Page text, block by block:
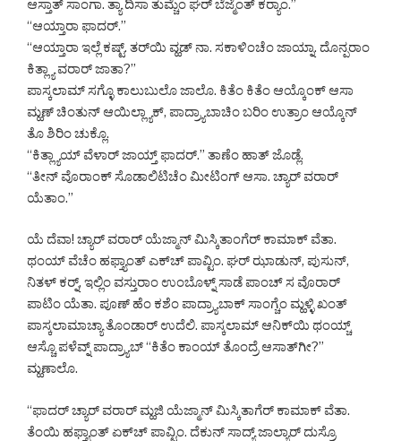
ಆಸ್ತಾತ್ ಸಾಂಗಾ. ತ್ಯಾ ದಿಸಾ ತುಮ್ಚೆಂ ಘರ್ ಬೆಜ್ಮೆಂತ್ ಕರ್‍ಯಾಂ.”
“ಆಯ್ತಾರಾ ಫಾದರ್.”
“ಆಯ್ತಾರಾ ಇಲ್ಲೆ ಕಷ್ಟ್. ತರ್‌ಯಿ ವ್ಹಡ್ ನಾ. ಸಕಾಳಿಂಚೆಂ ಜಾಯ್ನಾ. ದೊನ್ಪರಾಂ
ಕಿತ್ಲ್ಯಾ ವರಾರ್ ಜಾತಾ?”
ಪಾಸ್ಕಲಾಮ್ ಸಗ್ಳೊ ಕಾಲುಬುಲೊ ಜಾಲೊ. ಕಿತೆಂ ಕಿತೆಂ ಆಯ್ಕೊಂಕ್ ಆಸಾ
ಮ್ಹಣ್ ಚಿಂತುನ್ ಆಯಿಲ್ಲ್ಯಾಕ್, ಪಾದ್ರ್ಯಾಬಾಚಿಂ ಬರಿಂ ಉತ್ರಾಂ ಆಯ್ಕೊನ್
ತೊ ಶಿರಿಂ ಚುಕ್ಲೊ.
“ಕಿತ್ಲ್ಯಾಯ್ ವೆಳಾರ್ ಜಾಯ್ತ್ ಫಾದರ್.” ತಾಣೆಂ ಹಾತ್ ಜೊಡ್ಲೆ.
“ತೀನ್ ವೊರಾಂಕ್ ಸೊಡಾಲಿಟಿಚೆಂ ಮೀಟಿಂಗ್ ಆಸಾ. ಚ್ಯಾರ್ ವರಾರ್
ಯೆತಾಂ.”
ಯೆ ದೆವಾ! ಚ್ಯಾರ್ ವರಾರ್ ಯೆಜ್ಮಾನ್ ಮಿಸ್ಕಿತಾಂಗೆರ್ ಕಾಮಾಕ್ ವೆತಾ.
ಥಂಯ್ ವೆಚೆಂ ಹಫ್ತ್ಯಾಂತ್ ಎಕ್‌ಚ್ ಪಾವ್ಟಿಂ. ಘರ್ ಝಾಡುನ್, ಪುಸುನ್,
ನಿತಳ್ ಕರ್‍ನ್, ಇಲ್ಲಿಂ ವಸ್ತುರಾಂ ಉಂಬೊಳ್ನ್ ಸಾಡೆ ಪಾಂಚ್ ಸ ವೊರಾರ್
ಪಾಟಿಂ ಯೆತಾ. ಪೂಣ್ ಹೆಂ ಕಶೆಂ ಪಾದ್ರ್ಯಾಬಾಕ್ ಸಾಂಗ್ಚೆಂ ಮ್ಹಳ್ಳಿ ಖಂತ್
ಪಾಸ್ಕಲಾಮಾಚ್ಯಾ ತೊಂಡಾರ್ ಉದೆಲಿ. ಪಾಸ್ಕಲಾಮ್ ಆನಿಕ್‌ಯಿ ಥಂಯ್ಚ್
ಆಸ್ಚೊ ಪಳೆವ್ನ್ ಪಾದ್ರ್ಯಾಬ್ “ಕಿತೆಂ ಕಾಂಯ್ ತೊಂದ್ರೆ ಆಸಾತ್‌ಗೀ?”
ಮ್ಹಣಾಲೊ.
“ಫಾದರ್ ಚ್ಯಾರ್ ವರಾರ್ ಮ್ಹಜಿ ಯೆಜ್ಮಾನ್ ಮಿಸ್ಕಿತಾಗೆರ್ ಕಾಮಾಕ್ ವೆತಾ.
ತೆಂಯಿ ಹಫ್ತ್ಯಾಂತ್ ಏಕ್‌ಚ್ ಪಾವ್ಟಿಂ. ದೆಕುನ್ ಸಾದ್ಯ್ ಜಾಲ್ಯಾರ್ ದುಸ್ರೊ